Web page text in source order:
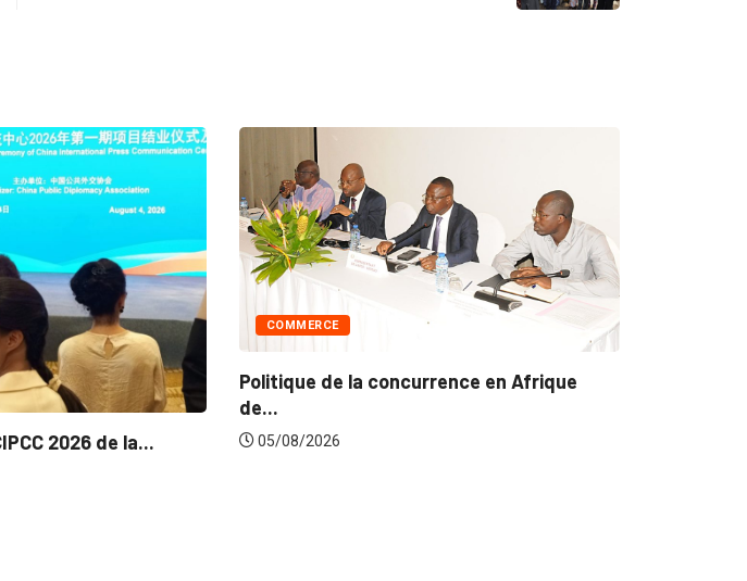
COMMERCE
Politique de la concurrence en Afrique
de...
05/08/2026